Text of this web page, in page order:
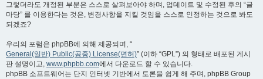
그렇더라도 개정된 부분은 스스로 살펴보아야 하며, 업데이트 및 수정된 후의 “글
마당” 를 이용한다는 것은, 변경사항을 지킬 것임을 스스로 인정하는 것으로 봐도
되겠죠?
우리의 포럼은 phpBB에 의해 제공되며, “
General(일반) Public(공중) License(면허)” (이하 “GPL”) 의 형태로 배포된 게시
판 설명이고, www.phpbb.com에서 다운로드 할 수 있습니다.
phpBB 소프트웨어는 단지 인터넷 기반에서 토론을 쉽게 해 주며, phpBB Group